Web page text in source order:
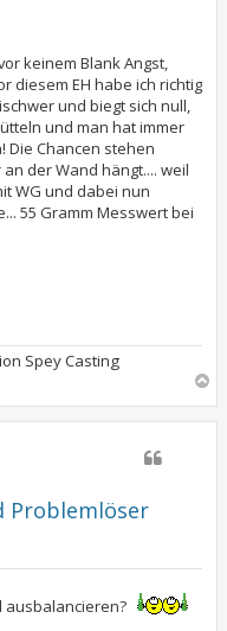
keinem Blank Angst,
diesem EH habe ich richtig
und biegt sich null,
und man hat immer
Die Chancen stehen
der Wand hängt.... weil
WG und dabei nun
55 Gramm Messwert bei
Spey Casting
c
Problemlöser
ausbalancieren?